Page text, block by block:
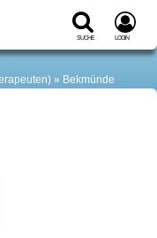
Suche Login
Bekmünde